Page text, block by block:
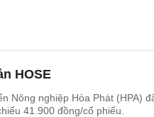
HOSE
Nông nghiệp Hòa Phát (HPA)
41.900 đồng/cổ phiếu.